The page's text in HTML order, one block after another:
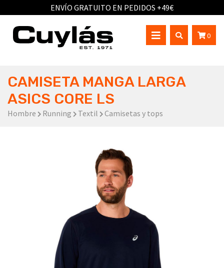
ENVÍO GRATUITO EN PEDIDOS +49€
0
CAMISETA MANGA LARGA
ASICS CORE LS
Hombre Running Textil Camisetas y tops